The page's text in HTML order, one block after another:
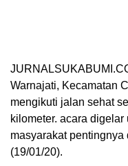
Warnajati, Kecamatan
mengikuti jalan sehat
kilometer. acara
masyarakat
(19/01/20).